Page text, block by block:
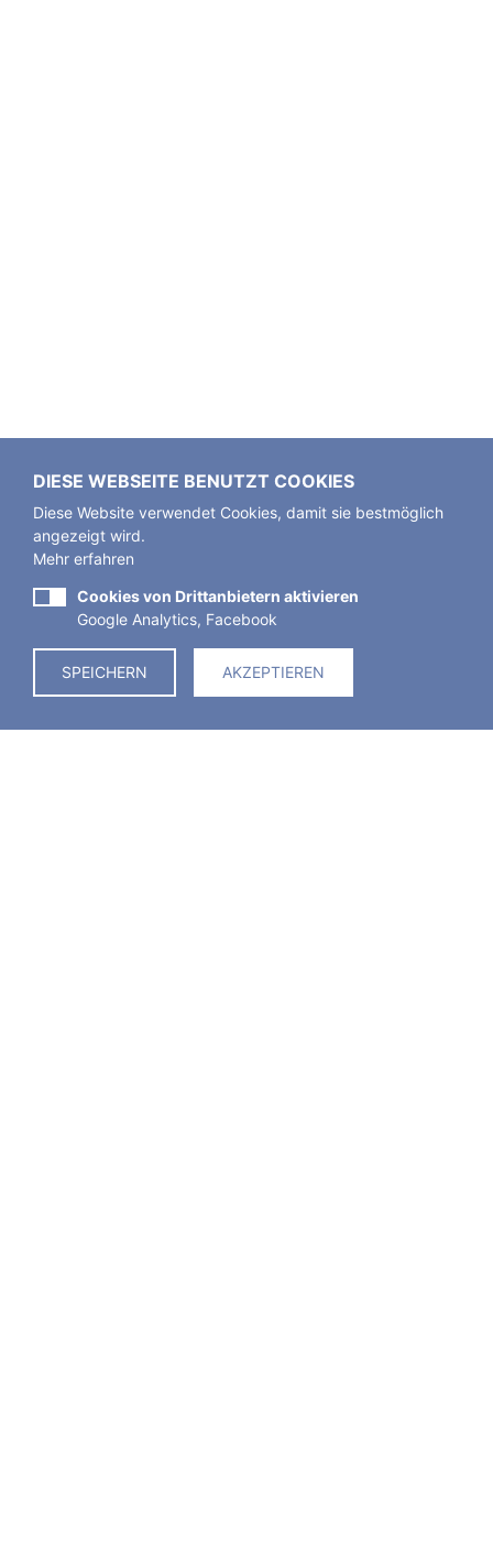
DIESE WEBSEITE BENUTZT COOKIES
Diese Website verwendet Cookies, damit sie bestmöglich
angezeigt wird.
Mehr erfahren
Cookies von Drittanbietern aktivieren
Google Analytics, Facebook
SPEICHERN AKZEPTIEREN